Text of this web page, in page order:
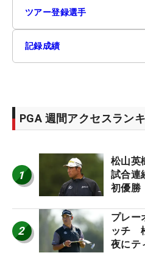
ツアー登録選手
記録成績
PGA 週間アクセスラン
1
松山英
試合連
初優勝
2
プレー
ッチ
夜にテ